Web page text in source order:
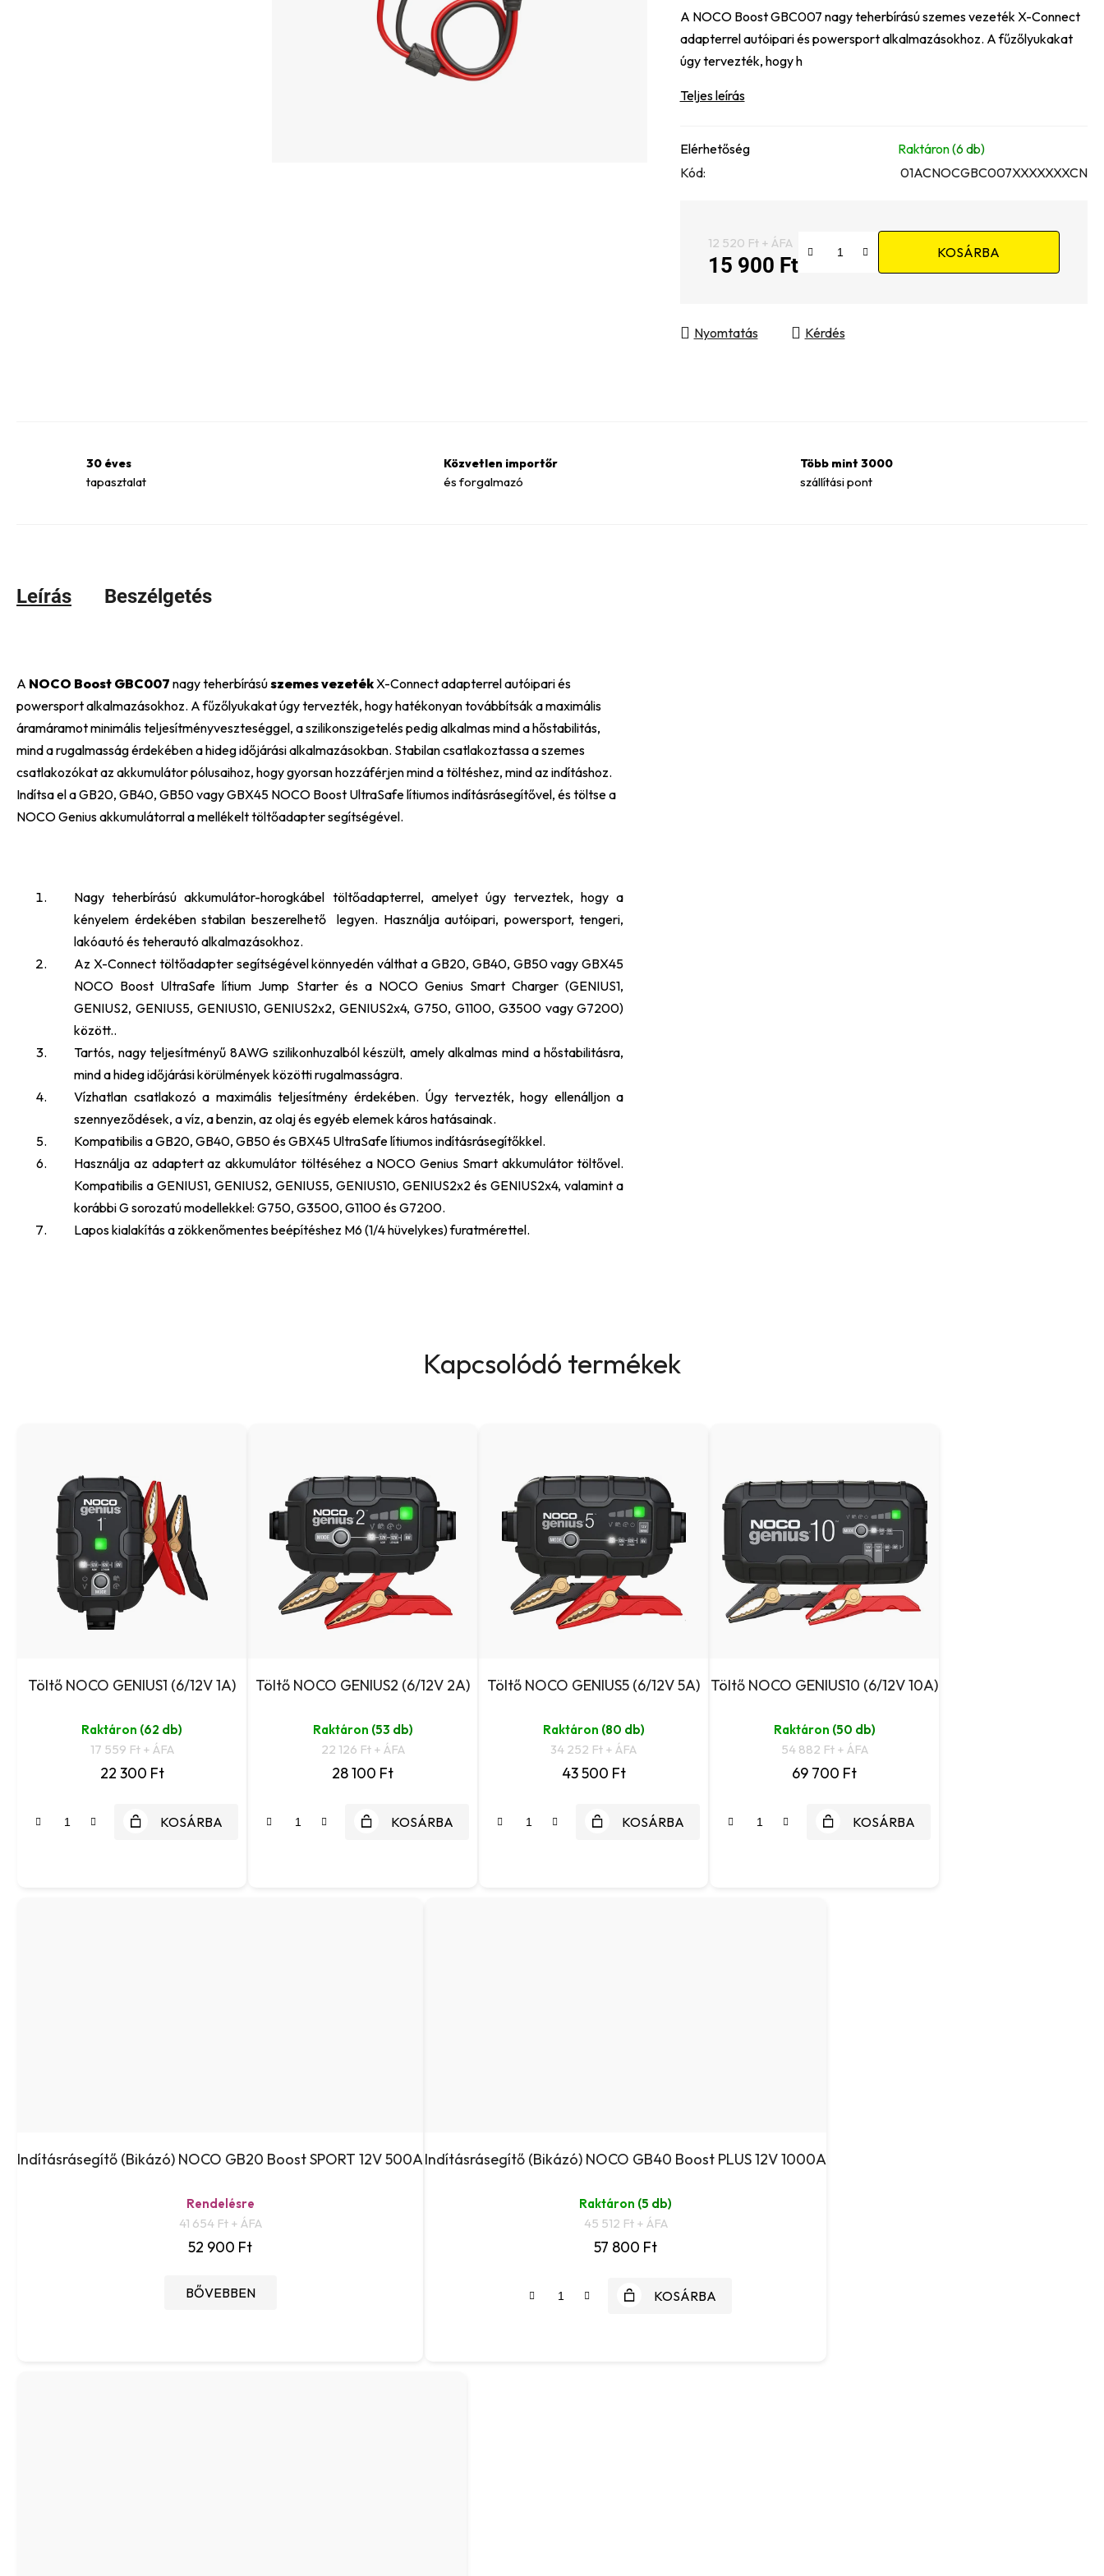
értékelése
5-
ből
csillag.
A NOCO Boost GBC007 nagy teherbírású szemes vezeték X-Connect
adapterrel autóipari és powersport alkalmazásokhoz. A fűzőlyukakat
úgy tervezték, hogy h
Teljes leírás
Elérhetőség Raktáron(6 db)
Kód:
01ACNOCGBC007XXXXXXXCN
12 520 Ft + ÁFA
15 900 Ft
KOSÁRBA
Nyomtatás Kérdés
30 éves
tapasztalat
Közvetlen importőr
és forgalmazó
Több mint 3000
szállítási pont
Leírás Beszélgetés
A NOCO Boost GBC007 nagy teherbírásúszemes vezeték X-Connect adapterrel autóipari és
powersport alkalmazásokhoz. A fűzőlyukakat úgy tervezték, hogy hatékonyan továbbítsák a maximális
áramáramot minimális teljesítményveszteséggel, a szilikonszigetelés pedig alkalmas mind a hőstabilitás,
mind a rugalmasság érdekében a hideg időjárási alkalmazásokban. Stabilan csatlakoztassa a szemes
csatlakozókat az akkumulátor pólusaihoz, hogy gyorsan hozzáférjen mind a töltéshez, mind az indításhoz.
Indítsa el a GB20, GB40, GB50 vagy GBX45 NOCO Boost UltraSafe lítiumos indításrásegítővel, és töltse a
NOCO Genius akkumulátorral a mellékelt töltőadapter segítségével.
Nagy teherbírású akkumulátor-horogkábel töltőadapterrel, amelyet úgy terveztek, hogy a
kényelem érdekében stabilan beszerelhető legyen. Használja autóipari, powersport, tengeri,
lakóautó és teherautó alkalmazásokhoz.
Az X-Connect töltőadapter segítségével könnyedén válthat a GB20, GB40, GB50 vagy GBX45
NOCO Boost UltraSafe lítium Jump Starter és a NOCO Genius Smart Charger (GENIUS1,
GENIUS2, GENIUS5, GENIUS10, GENIUS2x2, GENIUS2x4, G750, G1100, G3500 vagy G7200)
között..
Tartós, nagy teljesítményű 8AWG szilikonhuzalból készült, amely alkalmas mind a hőstabilitásra,
mind a hideg időjárási körülmények közötti rugalmasságra.
Vízhatlan csatlakozó a maximális teljesítmény érdekében. Úgy tervezték, hogy ellenálljon a
szennyeződések, a víz, a benzin, az olaj és egyéb elemek káros hatásainak.
Kompatibilis a GB20, GB40, GB50 és GBX45 UltraSafe lítiumos indításrásegítőkkel.
Használja az adaptert az akkumulátor töltéséhez a NOCO Genius Smart akkumulátor töltővel.
Kompatibilis a GENIUS1, GENIUS2, GENIUS5, GENIUS10, GENIUS2x2 és GENIUS2x4, valamint a
korábbi G sorozatú modellekkel: G750, G3500, G1100 és G7200.
Lapos kialakítás a zökkenőmentes beépítéshez M6 (1/4 hüvelykes) furatmérettel.
Kapcsolódó termékek
Töltő NOCO GENIUS1 (6/12V 1A)
Raktáron (62 db)
17 559 Ft + ÁFA
22 300 Ft
KOSÁRBA
Töltő NOCO GENIUS2 (6/12V 2A)
Raktáron (53 db)
22 126 Ft + ÁFA
28 100 Ft
KOSÁRBA
Töltő NOCO GENIUS5 (6/12V 5A)
Raktáron (80 db)
34 252 Ft + ÁFA
43 500 Ft
KOSÁRBA
Töltő NOCO GENIUS10 (6/12V 10A)
Raktáron (50 db)
54 882 Ft + ÁFA
69 700 Ft
KOSÁRBA
Indításrásegítő (Bikázó) NOCO GB20 Boost SPORT 12V 500A
Rendelésre
41 654 Ft + ÁFA
52 900 Ft
BŐVEBBEN
Indításrásegítő (Bikázó) NOCO GB40 Boost PLUS 12V 1000A
Raktáron (5 db)
45 512 Ft + ÁFA
57 800 Ft
KOSÁRBA